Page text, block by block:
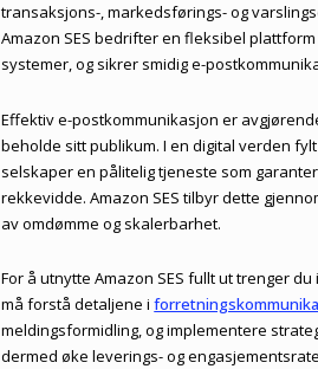
transaksjons-, markedsførings- og
Amazon SES bedrifter en fleksibel
systemer, og sikrer smidig e-
Effektiv e-postkommunikasjon er
beholde sitt publikum. I en digital verden
selskaper en pålitelig tjeneste som
rekkevidde. Amazon SES tilbyr dette
av omdømme og skalerbarhet.
For å utnytte Amazon SES fullt ut trenger
må forstå detaljene i
meldingsformidling, og implementere
dermed øke leverings- og